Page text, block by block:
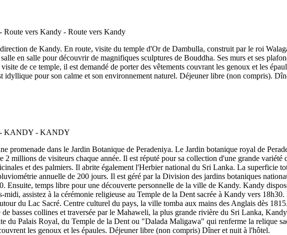
de Kandy. En route, visite du temple d'Or de Dambulla, construit par le roi
en salle pour découvrir de magnifiques sculptures de Bouddha. Ses murs et ses
de ce temple, il est demandé de porter des vêtements couvrant les genoux et les
idyllique pour son calme et son environnement naturel. Déjeuner libre (non compris).
promenade dans le Jardin Botanique de Peradeniya. Le Jardin botanique royal de
millions de visiteurs chaque année. Il est réputé pour sa collection d'une grande
et des palmiers. Il abrite également l'Herbier national du Sri Lanka. La superficie
annuelle de 200 jours. Il est géré par la Division des jardins botaniques
Ensuite, temps libre pour une découverte personnelle de la ville de Kandy. Kandy
midi, assistez à la cérémonie religieuse au Temple de la Dent sacrée à Kandy vers
du Lac Sacré. Centre culturel du pays, la ville tomba aux mains des Anglais dès
basses collines et traversée par le Mahaweli, la plus grande rivière du Sri Lanka,
du Palais Royal, du Temple de la Dent ou "Dalada Maligawa" qui renferme la relique
les genoux et les épaules. Déjeuner libre (non compris) Dîner et nuit à l'hôtel.